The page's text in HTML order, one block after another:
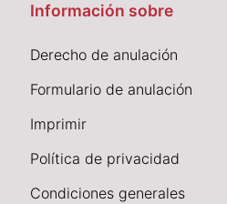
Información sobre
Derecho de anulación
Formulario de anulación
Imprimir
Política de privacidad
Condiciones generales